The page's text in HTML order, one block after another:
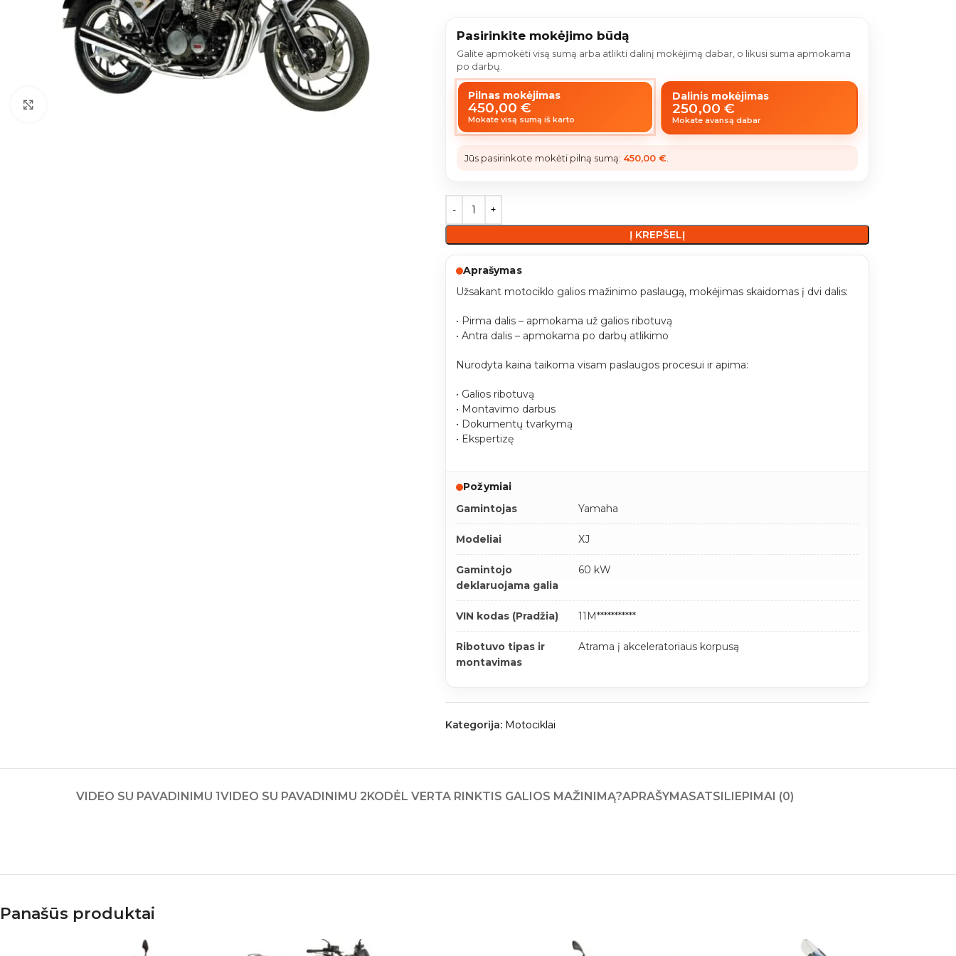
Pasirinkite mokėjimo būdą
Galite apmokėti visą sumą arba atlikti dalinį mokėjimą dabar, o likusi suma apmokama
po darbų.
Pilnas mokėjimas
450,00€
Mokate visą sumą iš karto
Dalinis mokėjimas
250,00€
Mokate avansą dabar
Jūs pasirinkote mokėti pilną sumą: 450,00 €.
Į KREPŠELĮ
Aprašymas
Užsakant motociklo galios mažinimo paslaugą, mokėjimas skaidomas į dvi dalis:
• Pirma dalis – apmokama už galios ribotuvą
• Antra dalis – apmokama po darbų atlikimo
Nurodyta kaina taikoma visam paslaugos procesui ir apima:
• Galios ribotuvą
• Montavimo darbus
• Dokumentų tvarkymą
• Ekspertizę
Požymiai
Gamintojas
Yamaha
Modeliai XJ
Gamintojo
deklaruojama galia
60 kW
VIN kodas (Pradžia) 11M***********
Ribotuvo tipas ir
montavimas
Atrama į akceleratoriaus korpusą
Kategorija: Motociklai
VIDEO SU PAVADINIMU 1VIDEO SU PAVADINIMU 2KODĖL VERTA RINKTIS GALIOS MAŽINIMĄ?APRAŠYMASATSILIEPIMAI (0)
Panašūs produktai